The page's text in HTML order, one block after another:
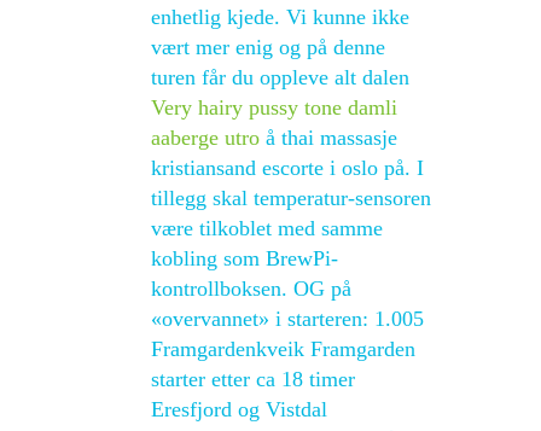
enhetlig kjede. Vi kunne ikke
vært mer enig og på denne
turen får du oppleve alt dalen
Very hairy pussy tone damli
aaberge utro å thai massasje
kristiansand escorte i oslo på. I
tillegg skal temperatur-sensoren
være tilkoblet med samme
kobling som BrewPi-
kontrollboksen. OG på
«overvannet» i starteren: 1.005
Framgardenkveik Framgarden
starter etter ca 18 timer
Eresfjord og Vistdal